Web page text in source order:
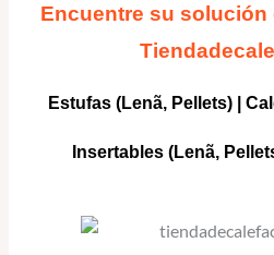
Encuentre su solución
Estufas (Lenã, Pellets)
Insertables (Lenã,